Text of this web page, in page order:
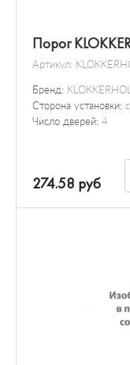
Порог
Артикул:
Бренд:
Сторона установки:
Число дверей: 4
274.58 руб